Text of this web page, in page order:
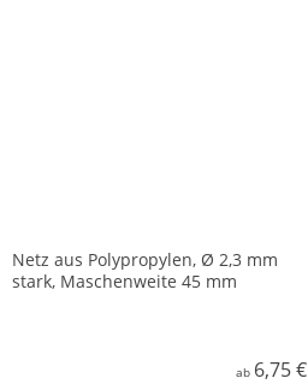
Netz aus Polypropylen, Ø 2,3 mm
stark, Maschenweite 45 mm
ab 6,75 €